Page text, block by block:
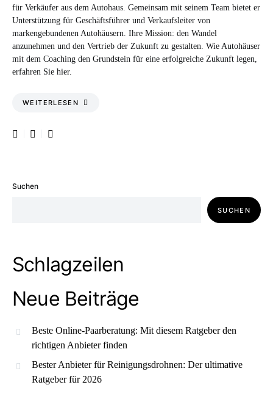
für Verkäufer aus dem Autohaus. Gemeinsam mit seinem Team bietet er
Unterstützung für Geschäftsführer und Verkaufsleiter von
markengebundenen Autohäusern. Ihre Mission: den Wandel
anzunehmen und den Vertrieb der Zukunft zu gestalten. Wie Autohäuser
mit dem Coaching den Grundstein für eine erfolgreiche Zukunft legen,
erfahren Sie hier.
WEITERLESEN
Suchen
SUCHEN
Schlagzeilen
Neue Beiträge
Beste Online-Paarberatung: Mit diesem Ratgeber den
richtigen Anbieter finden
Bester Anbieter für Reinigungsdrohnen: Der ultimative
Ratgeber für 2026